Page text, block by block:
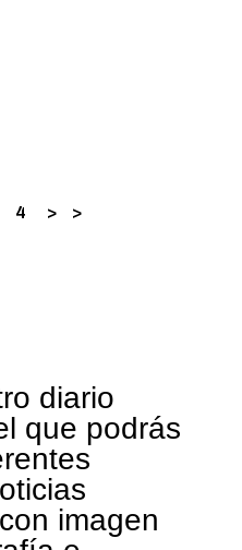
4
diario
que podrás
imagen